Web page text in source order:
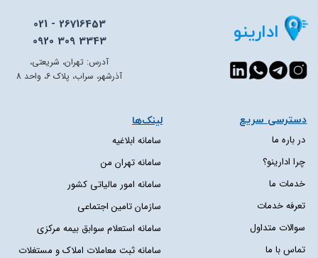
ادارینو
021 - 26716453
0920 309 3343
در باره ما
چرا ادارینو؟
خدمات ما
تعرفه خدمات
سوالات متداول
تماس با ما
دسترسی سریع​​​​​​​ لینک‌ها
سامانه ابلاغیه
سامانه تهران من
سامانه امور مالیاتی کشور
سازمان تامین اجتماعی
سامانه استعلام سوابق بیمه مرکزی
سامانه ثبت معاملات املاک و مستغلات
آدرس: تهران، شریعتی،
آذرشهر، سراب، پلاک 6، واحد 8